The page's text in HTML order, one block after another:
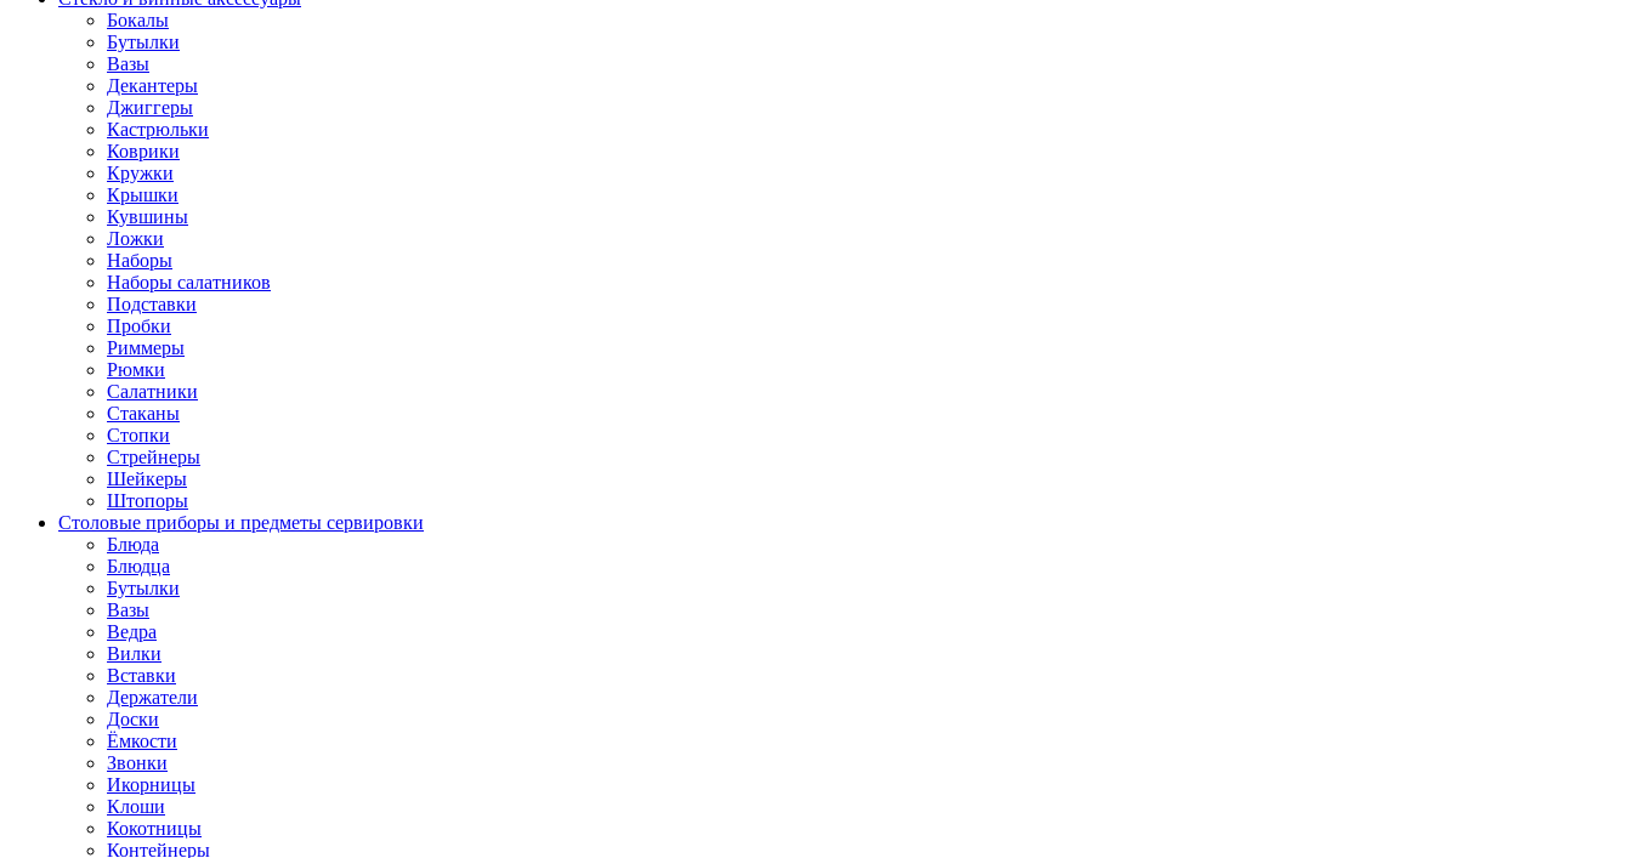
Бокалы
Бутылки
Вазы
Декантеры
Джиггеры
Кастрюльки
Коврики
Кружки
Крышки
Кувшины
Ложки
Наборы
Наборы салатников
Подставки
Пробки
Риммеры
Рюмки
Салатники
Стаканы
Стопки
Стрейнеры
Шейкеры
Штопоры
Столовые приборы и предметы сервировки
Блюда
Блюдца
Бутылки
Вазы
Ведра
Вилки
Вставки
Держатели
Доски
Ёмкости
Звонки
Икорницы
Клоши
Кокотницы
Контейнеры